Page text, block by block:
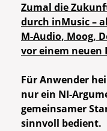
Zumal die
durch inMusic –
M-Audio, Moog,
vor einem neuen
Für Anwender
nur ein NI-
gemeinsamer
sinnvoll bedient.